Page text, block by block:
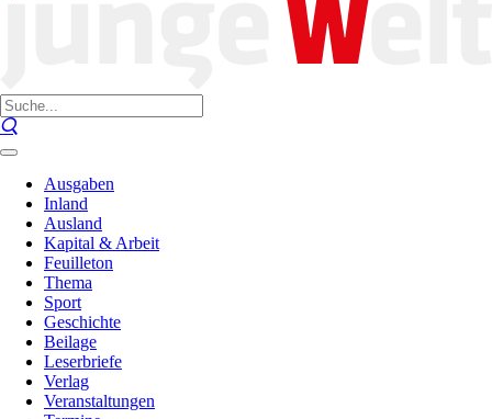
Ausgaben
Inland
Ausland
Kapital & Arbeit
Feuilleton
Thema
Sport
Geschichte
Beilage
Leserbriefe
Verlag
Veranstaltungen